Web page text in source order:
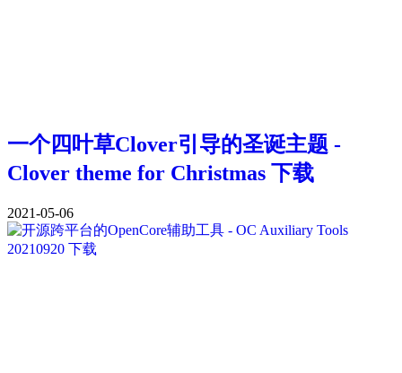
一个四叶草Clover引导的圣诞主题 -
Clover theme for Christmas 下载
2021-05-06